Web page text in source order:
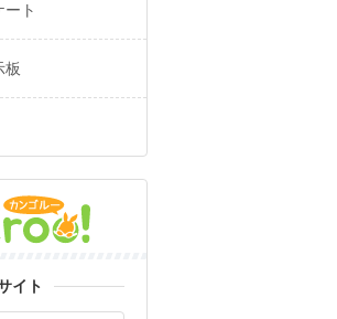
ト
板
イト